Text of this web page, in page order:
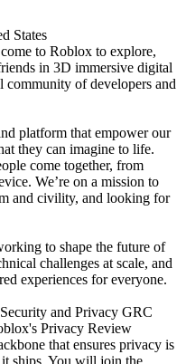
States
to Roblox to explore,
in 3D immersive digital
community of developers and
platform that empower our
they can imagine to life.
come together, from
We’re on a mission to
and civility, and looking for
to shape the future of
challenges at scale, and
experiences for everyone.
and Privacy GRC
Privacy Review
that ensures privacy is
ships. You will join the